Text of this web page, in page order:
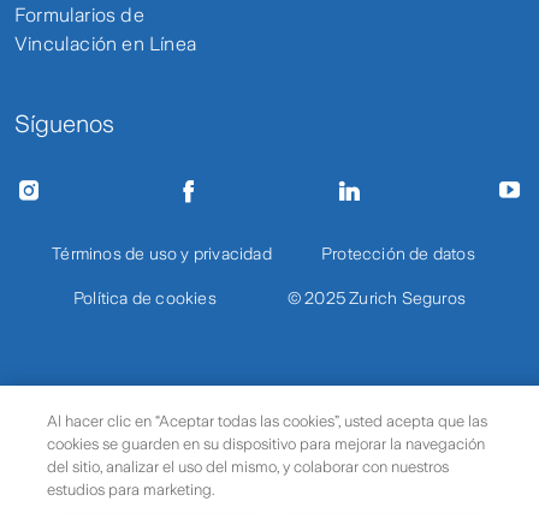
Formularios de
Vinculación en Línea
Síguenos
Términos de uso y privacidad Protección de datos
Política de cookies © 2025 Zurich Seguros
Al hacer clic en “Aceptar todas las cookies”, usted acepta que las
cookies se guarden en su dispositivo para mejorar la navegación
del sitio, analizar el uso del mismo, y colaborar con nuestros
estudios para marketing.